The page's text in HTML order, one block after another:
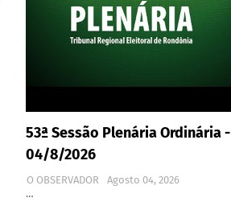
53ª Sessão Plenária Ordinária -
04/8/2026
O OBSERVADOR
Agosto 04, 2026
…